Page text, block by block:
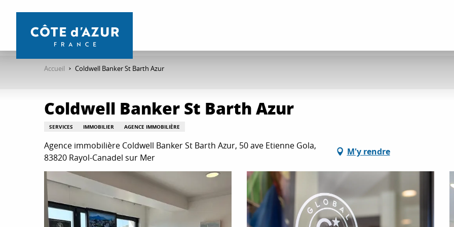
contenu
Accueil Coldwell Banker St Barth Azur
Coldwell Banker St Barth Azur
SERVICES IMMOBILIER AGENCE IMMOBILIÈRE
Agence immobilière Coldwell Banker St Barth Azur, 50 ave Etienne Gola,
83820 Rayol-Canadel sur Mer
M'y rendre